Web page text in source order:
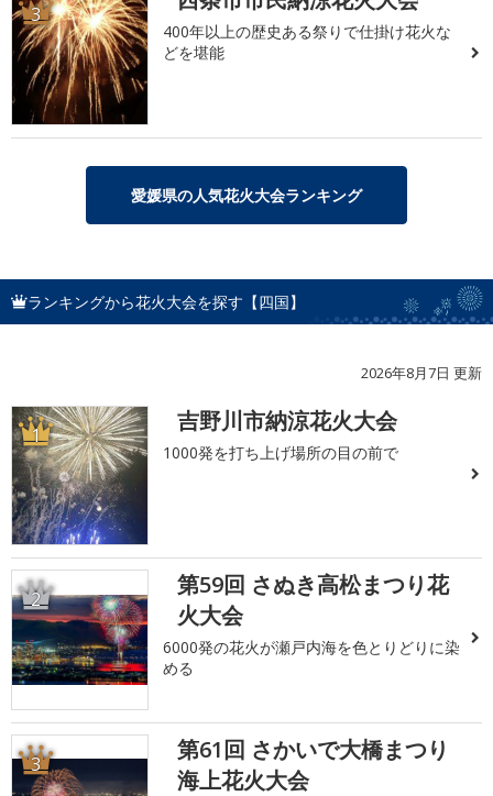
3
400年以上の歴史ある祭りで仕掛け花火な
どを堪能
愛媛県の人気花火大会ランキング
ランキングから花火大会を探す【四国】
2026年8月7日 更新
1 吉野川市納涼花火大会
1000発を打ち上げ場所の目の前で
2
第59回 さぬき高松まつり花
火大会
6000発の花火が瀬戸内海を色とりどりに染
める
3
第61回 さかいで大橋まつり
海上花火大会